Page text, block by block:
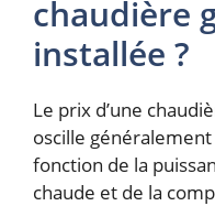
chaudière
installée ?
Le prix d’une
oscille
fonction de la
chaude et de la